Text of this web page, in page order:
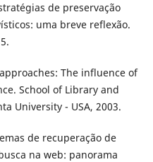
de preservação
uma breve reflexão.
The influence of
School of Library and
University - USA, 2003.
de recuperação de
na web: panorama